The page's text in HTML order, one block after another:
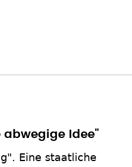
abwegige Idee"
Eine staatliche